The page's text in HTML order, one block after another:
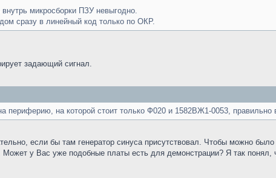
микросборки ПЗУ невыгодно.
сразу в линейный код только по ОКР.
задающий сигнал.
периферию, на которой стоит только Ф020 и 1582ВЖ1-0053, правильно
если бы там генератор синуса присутствовал. Чтобы можно
у Вас уже подобные платы есть для демонстрации? Я так понял,